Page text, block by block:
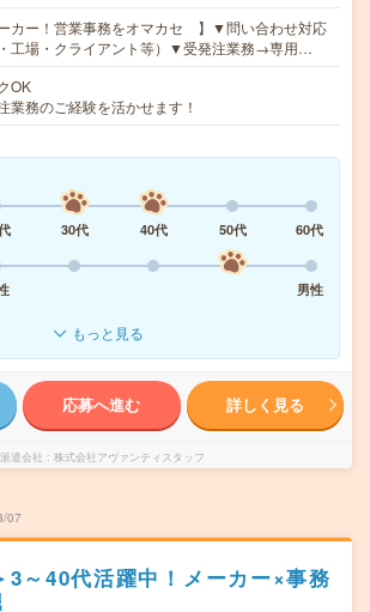
カー！営業事務をオマカセ 】▼問い合わせ対応
・工場・クライアント等）▼受発注業務→専用…
OK
業務のご経験を活かせます！
30代 40代 50代
60代
男性
もっと見る
応募へ進む 詳しく見る
派遣会社 株式会社アヴァンティスタッフ
07
3～40代活躍中！メーカー×事務